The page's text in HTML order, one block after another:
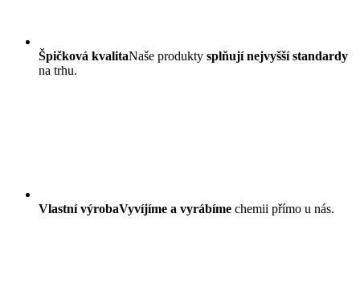
Špičková kvalitaNaše produkty splňují nejvyšší standardy
na trhu.
Vlastní výrobaVyvíjíme a vyrábíme chemii přímo u nás.